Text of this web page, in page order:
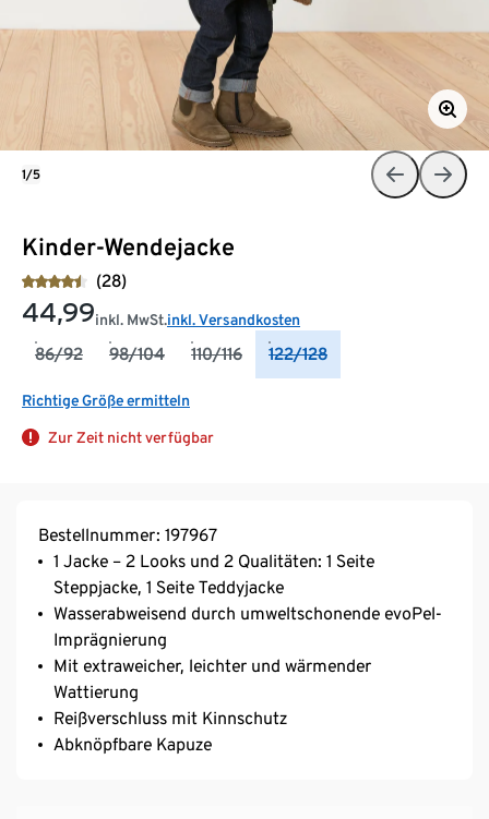
Kinder-Wendejacke
(28)
44,99inkl. MwSt.inkl. Versandkosten
86/92 98/104 110/116 122/128
Richtige Größe ermitteln
Zur Zeit nicht verfügbar
1/5
Bestellnummer: 197967
1 Jacke – 2 Looks und 2 Qualitäten: 1 Seite
Steppjacke, 1 Seite Teddyjacke
Wasserabweisend durch umweltschonende evoPel-
Imprägnierung
Mit extraweicher, leichter und wärmender
Wattierung
Reißverschluss mit Kinnschutz
Abknöpfbare Kapuze